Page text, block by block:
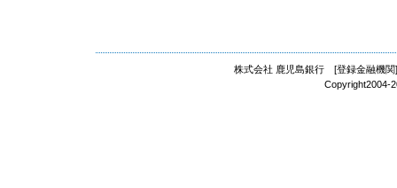
株式会社 鹿児島銀行 [登録金融機
Copyright2004-